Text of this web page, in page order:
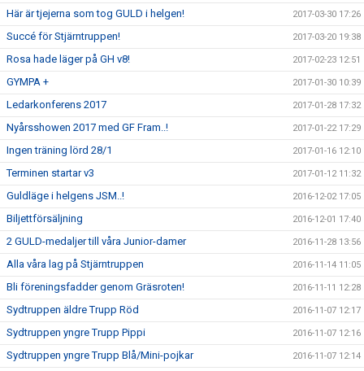
Här är tjejerna som tog GULD i helgen! 2017-03-30 17:26
Succé för Stjärntruppen! 2017-03-20 19:38
Rosa hade läger på GH v8! 2017-02-23 12:51
GYMPA + 2017-01-30 10:39
Ledarkonferens 2017 2017-01-28 17:32
Nyårsshowen 2017 med GF Fram..! 2017-01-22 17:29
Ingen träning lörd 28/1 2017-01-16 12:10
Terminen startar v3 2017-01-12 11:32
Guldläge i helgens JSM..! 2016-12-02 17:05
Biljettförsäljning 2016-12-01 17:40
2 GULD-medaljer till våra Junior-damer 2016-11-28 13:56
Alla våra lag på Stjärntruppen 2016-11-14 11:05
Bli föreningsfadder genom Gräsroten! 2016-11-11 12:28
Sydtruppen äldre Trupp Röd 2016-11-07 12:17
Sydtruppen yngre Trupp Pippi 2016-11-07 12:16
Sydtruppen yngre Trupp Blå/Mini-pojkar 2016-11-07 12:14